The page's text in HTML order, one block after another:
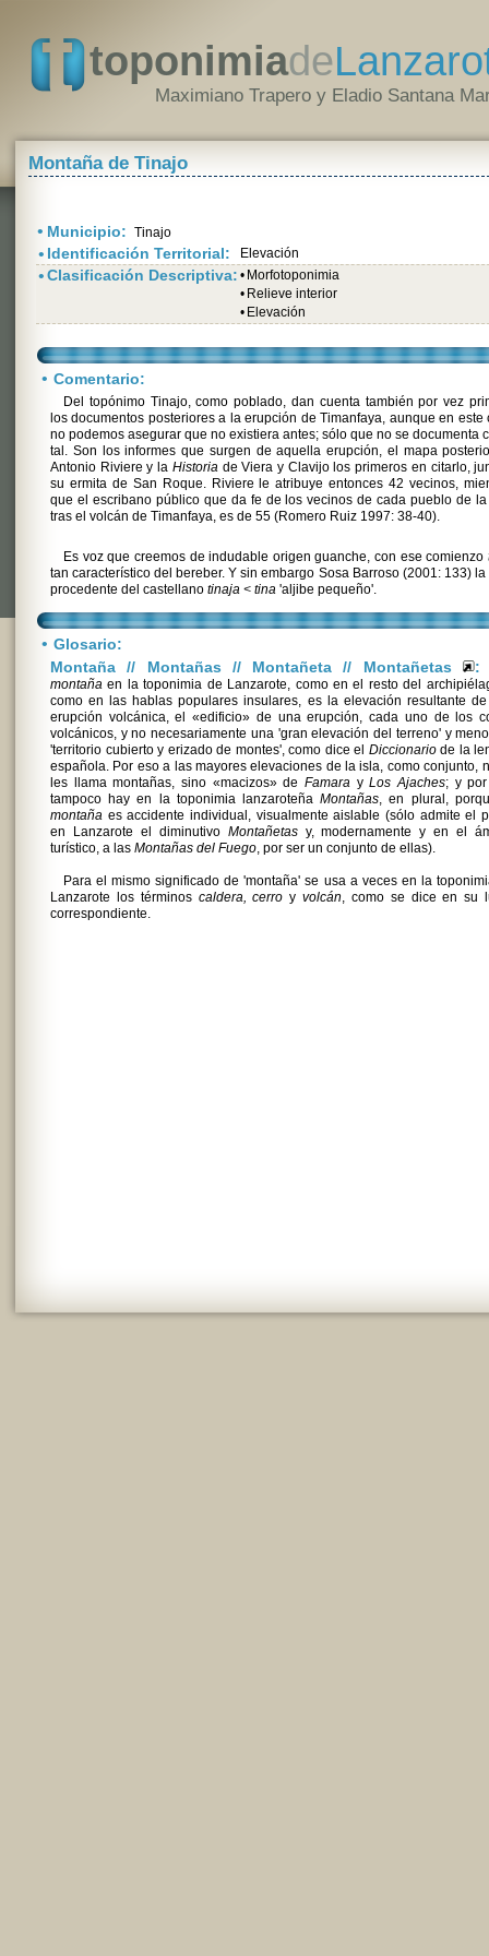
toponimiade
Maximiano Trapero y Eladio Santana
Montaña de Tinajo
• Municipio: Tinajo
• Identificación Territorial: Elevación
•Clasificación Descriptiva: • Morfotoponimia
• Relieve interior
• Elevación
• Comentario:
Del topónimo Tinajo, como poblado, dan cuenta también por vez
los documentos posteriores a la erupción de Timanfaya, aunque en este
no podemos asegurar que no existiera antes; sólo que no se documenta
tal. Son los informes que surgen de aquella erupción, el mapa
Antonio Riviere y la Historiade Viera y Clavijo los primeros en citarlo,
su ermita de San Roque. Riviere le atribuye entonces 42 vecinos,
que el escribano público que da fe de los vecinos de cada pueblo de
tras el volcán de Timanfaya, es de 55 (Romero Ruiz 1997: 38-40).
Es voz que creemos de indudable origen guanche, con ese comienzo
tan característico del bereber. Y sin embargo Sosa Barroso (2001: 133) la
procedente del castellano tinaja < tina 'aljibe pequeño'.
• Glosario:
Montaña // Montañas // Montañeta // Montañetas
:
montaña en la toponimia de Lanzarote, como en el resto del
como en las hablas populares insulares, es la elevación resultante
erupción volcánica, el «edificio» de una erupción, cada uno de los
volcánicos, y no necesariamente una 'gran elevación del terreno' y
'territorio cubierto y erizado de montes', como dice el Diccionariode la
española. Por eso a las mayores elevaciones de la isla, como conjunto,
les llama montañas, sino «macizos» de Famara yLos Ajaches; y
tampoco hay en la toponimia lanzaroteñaMontañas, en plural,
montaña es accidente individual, visualmente aislable (sólo admite el
en Lanzarote el diminutivo Montañetasy, modernamente y en el
turístico, a las Montañas del Fuego, por ser un conjunto de ellas).
Para el mismo significado de 'montaña' se usa a veces en la
Lanzarote los términos caldera, cerro yvolcán, como se dice en su
correspondiente.